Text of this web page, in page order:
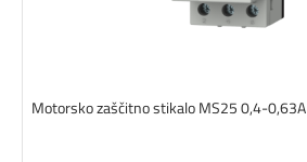
Motorsko zaščitno stikalo MS25 0,4-0,63A